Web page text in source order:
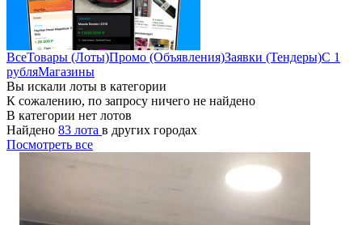
ВсеТовары (Лоты)Промо (Объявления)Заявки (Тендеры)С 1
рубляМагазины
Вы искали лоты в категории
К сожалению, по запросу ничего не найдено
В категории нет лотов
Найдено 83 лота в других городах
Посмотреть все